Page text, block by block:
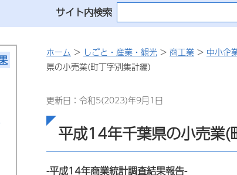
サイト内検索
ホーム > しごと・産業・観光 > 商工業 > 中小企
県の小売業(町丁字別集計編)
更新日：令和5(2023)年9月1日
平成14年千葉県の小売業(
-平成14年商業統計調査結果報告-